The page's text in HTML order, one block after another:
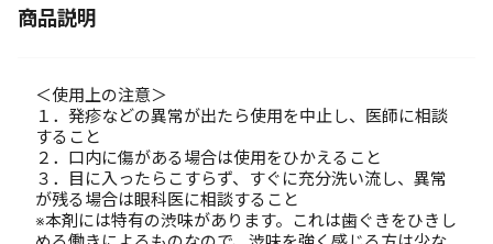
商品説明
＜使用上の注意＞
１．発疹などの異常が出たら使用を中止し、医師に相談
すること
２．口内に傷がある場合は使用をひかえること
３．目に入ったらこすらず、すぐに充分洗い流し、異常
が残る場合は眼科医に相談すること
※本剤には特有の渋味があります。これは歯ぐきをひきし